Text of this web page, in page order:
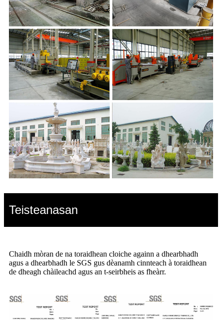
Teisteanasan
Chaidh mòran de na toraidhean cloiche againn a dhearbhadh
agus a dhearbhadh le SGS gus dèanamh cinnteach à toraidhean
de dheagh chàileachd agus an t-seirbheis as fheàrr.